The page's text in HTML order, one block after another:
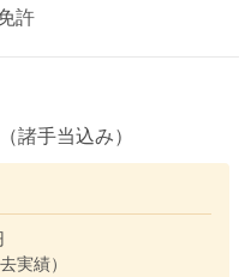
許
諸手当込み）
実績）